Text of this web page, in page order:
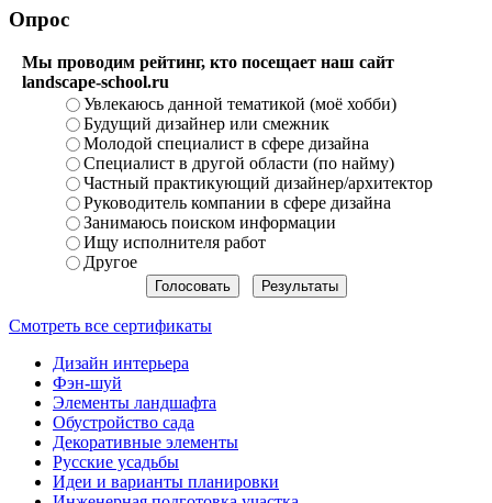
Опрос
Мы проводим рейтинг, кто посещает наш сайт
landscape-school.ru
Увлекаюсь данной тематикой (моё хобби)
Будущий дизайнер или смежник
Молодой специалист в сфере дизайна
Специалист в другой области (по найму)
Частный практикующий дизайнер/архитектор
Руководитель компании в сфере дизайна
Занимаюсь поиском информации
Ищу исполнителя работ
Другое
Смотреть все сертификаты
Дизайн интерьера
Фэн-шуй
Элементы ландшафта
Обустройство сада
Декоративные элементы
Русские усадьбы
Идеи и варианты планировки